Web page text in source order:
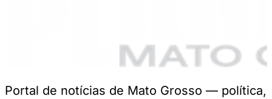
Portal de notícias de Mato Grosso — política,